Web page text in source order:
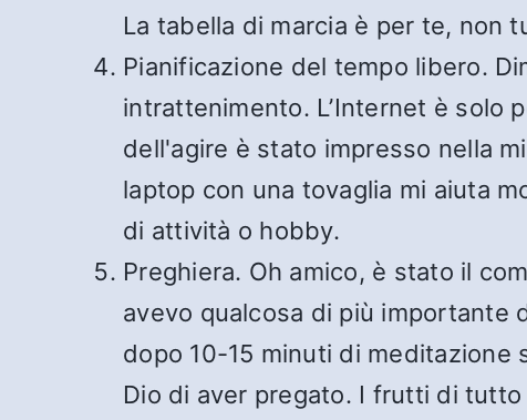
La tabella di marcia è per te, non
Pianificazione del tempo libero.
intrattenimento. L’Internet è solo
dell'agire è stato impresso nella
laptop con una tovaglia mi aiuta
di attività o hobby.
Preghiera. Oh amico, è stato il
avevo qualcosa di più importante
dopo 10-15 minuti di meditazione
Dio di aver pregato. I frutti di